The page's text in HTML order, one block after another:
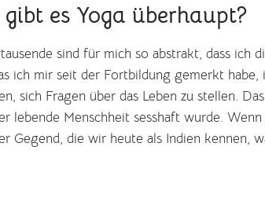
es Yoga überhaupt?
sind für mich so abstrakt, dass ich
ich mir seit der Fortbildung gemerkt habe,
sich Fragen über das Leben zu stellen.
lebende Menschheit sesshaft wurde.
Gegend, die wir heute als Indien kennen,